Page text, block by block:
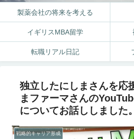
製薬会社の将来を考える
イギリスMBA留学
転職リアル日記
独立したにしまさんを応
まファーマさんの
についてお話ししました。
戦略的キャリア形成